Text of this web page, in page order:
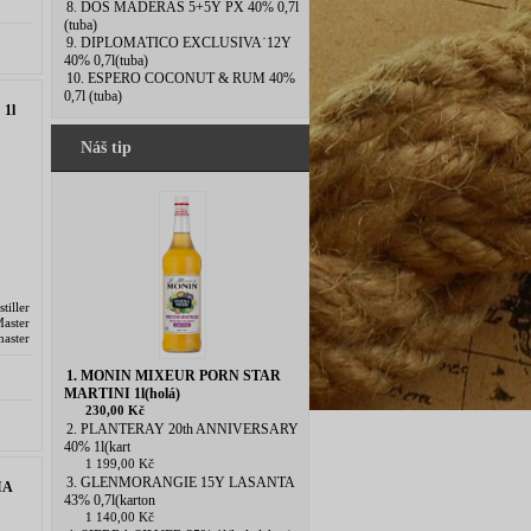
1l
8. DOS MADERAS 5+5Y PX 40% 0,7l
(tuba)
9. DIPLOMATICO EXCLUSIVA˙12Y
40% 0,7l(tuba)
10. ESPERO COCONUT & RUM 40%
0,7l (tuba)
Náš tip
1. MONIN MIXEUR PORN STAR
MARTINI 1l(holá)
230,00 Kč
2. PLANTERAY 20th ANNIVERSARY
40% 1l(kart
1 199,00 Kč
3. GLENMORANGIE 15Y LASANTA
43% 0,7l(karton
1 140,00 Kč